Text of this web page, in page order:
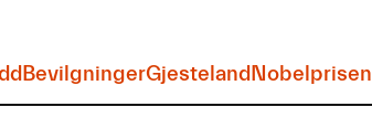
BevilgningerGjestelandNobelprisen